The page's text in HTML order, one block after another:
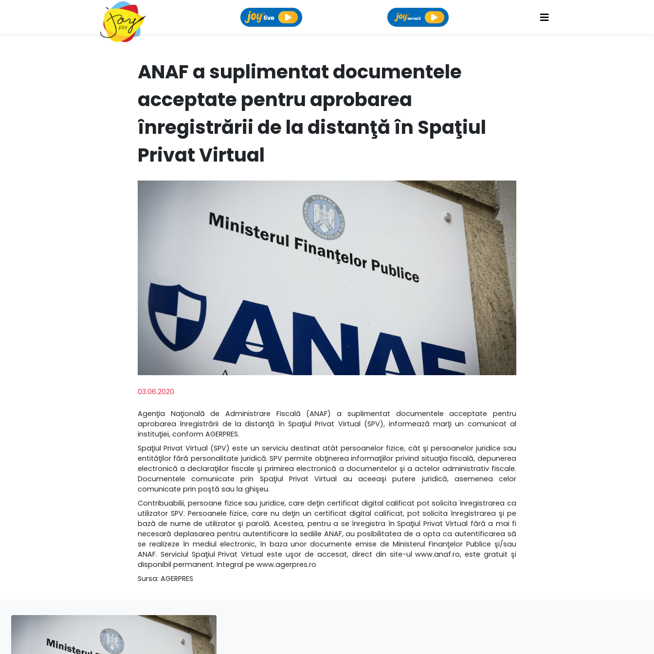
ANAF a suplimentat documentele
acceptate pentru aprobarea
înregistrării de la distanţă în Spaţiul
Privat Virtual
03.06.2020
Agenţia Naţională de Administrare Fiscală (ANAF) a suplimentat documentele acceptate pentru
aprobarea înregistrării de la distanţă în Spaţiul Privat Virtual (SPV), informează marţi un comunicat al
instituţiei, conform AGERPRES.
Spaţiul Privat Virtual (SPV) este un serviciu destinat atât persoanelor fizice, cât şi persoanelor juridice sau
entităţilor fără personalitate juridică. SPV permite obţinerea informaţiilor privind situaţia fiscală, depunerea
electronică a declaraţiilor fiscale şi primirea electronică a documentelor şi a actelor administrativ fiscale.
Documentele comunicate prin Spaţiul Privat Virtual au aceeaşi putere juridică, asemenea celor
comunicate prin poştă sau la ghişeu.
Contribuabilii, persoane fizice sau juridice, care deţin certificat digital calificat pot solicita înregistrarea ca
utilizator SPV. Persoanele fizice, care nu deţin un certificat digital calificat, pot solicita înregistrarea şi pe
bază de nume de utilizator şi parolă. Acestea, pentru a se înregistra în Spaţiul Privat Virtual fără a mai fi
necesară deplasarea pentru autentificare la sediile ANAF, au posibilitatea de a opta ca autentificarea să
se realizeze în mediul electronic, în baza unor documente emise de Ministerul Finanţelor Publice şi/sau
ANAF. Serviciul Spaţiul Privat Virtual este uşor de accesat, direct din site-ul www.anaf.ro, este gratuit şi
disponibil permanent. Integral pe www.agerpres.ro
Sursa: AGERPRES